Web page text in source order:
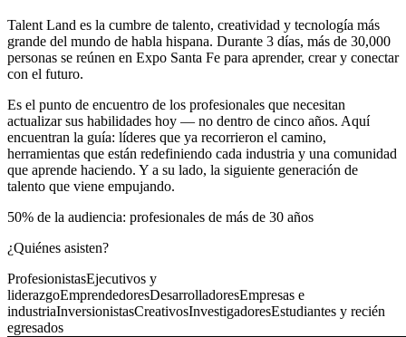
Talent Land es la cumbre de talento, creatividad y tecnología más
grande del mundo de habla hispana. Durante 3 días, más de 30,000
personas se reúnen en Expo Santa Fe para aprender, crear y conectar
con el futuro.
Es el punto de encuentro de los profesionales que necesitan
actualizar sus habilidades hoy — no dentro de cinco años. Aquí
encuentran la guía: líderes que ya recorrieron el camino,
herramientas que están redefiniendo cada industria y una comunidad
que aprende haciendo. Y a su lado, la siguiente generación de
talento que viene empujando.
50% de la audiencia: profesionales de más de 30 años
¿Quiénes asisten?
ProfesionistasEjecutivos y
liderazgoEmprendedoresDesarrolladoresEmpresas e
industriaInversionistasCreativosInvestigadoresEstudiantes y recién
egresados